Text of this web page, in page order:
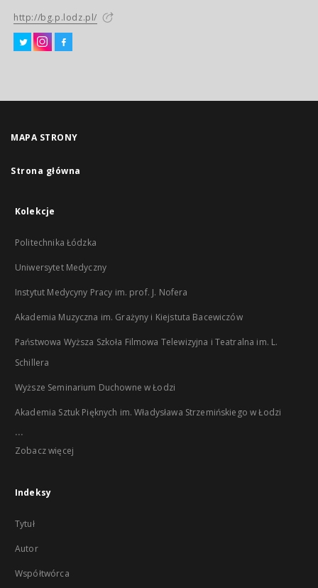
http://bg.p.lodz.pl/
MAPA STRONY
Strona główna
Kolekcje
Politechnika Łódzka
Uniwersytet Medyczny
Instytut Medycyny Pracy im. prof. J. Nofera
Akademia Muzyczna im. Grażyny i Kiejstuta Bacewiczów
Państwowa Wyższa Szkoła Filmowa Telewizyjna i Teatralna im. L.
Schillera
Wyższe Seminarium Duchowne w Łodzi
Akademia Sztuk Pięknych im. Władysława Strzemińskiego w Łodzi
...
Zobacz więcej
Indeksy
Tytuł
Autor
Współtwórca